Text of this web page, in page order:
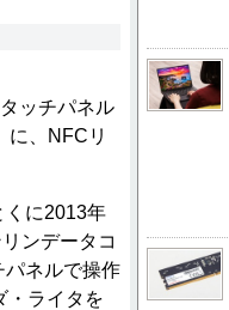
ッチパネル
に、NFCリ
に2013年
ンデータコ
パネルで操作
・ライタを